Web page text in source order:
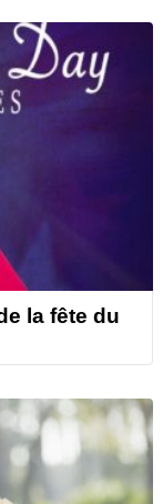
la fête du